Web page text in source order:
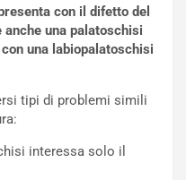
con il difetto del
anche una palatoschisi
una labiopalatoschisi
tipi di problemi simili
interessa solo il